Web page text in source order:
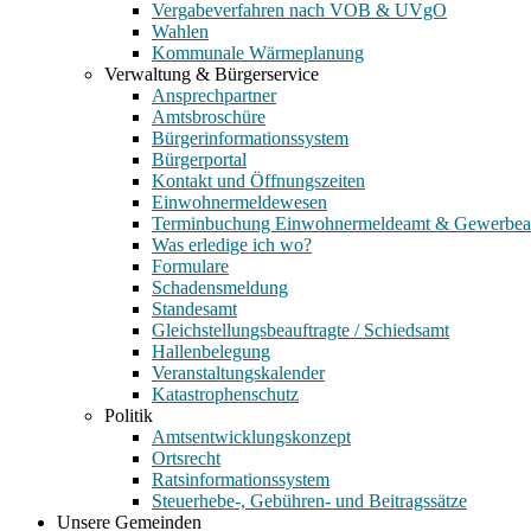
Vergabeverfahren nach VOB & UVgO
Wahlen
Kommunale Wärmeplanung
Verwaltung & Bürgerservice
Ansprechpartner
Amtsbroschüre
Bürgerinformationssystem
Bürgerportal
Kontakt und Öffnungszeiten
Einwohnermeldewesen
Terminbuchung Einwohnermeldeamt &
Was erledige ich wo?
Formulare
Schadensmeldung
Standesamt
Gleichstellungsbeauftragte / Schiedsamt
Hallenbelegung
Veranstaltungskalender
Katastrophenschutz
Politik
Amtsentwicklungskonzept
Ortsrecht
Ratsinformationssystem
Steuerhebe-, Gebühren- und Beitragssätze
Unsere Gemeinden